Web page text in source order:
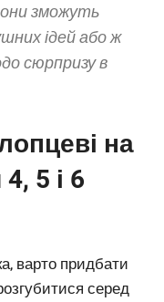
зможуть
ідей або ж
сюрпризу в
на
5 і 6
варто придбати
серед